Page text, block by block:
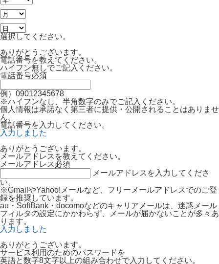
選択してください。
ありがとうございます。
電話番号を教えてください。
ハイフン無しでご記入ください。
電話番号必須
例）09012345678
※ハイフンなし、半角数字のみでご記入ください。
個人情報は承諾なく第三者に提供・公開されることはありませ
ん。
電話番号を入力してください。
入力しました
ありがとうございます。
メールアドレスを教えてください。
メールアドレス必須
メールアドレスを入力してくださ
い。
※GmailやYahoo!メールなど、フリーメールアドレスでのご登
録を推奨しています。
au・SoftBank・docomoなどのキャリアメールは、迷惑メール
フィルタの設定にかかわらず、メールが届かないことが多々あ
ります。
入力しました
ありがとうございます。
サービス利用のためのパスワードを
英語と数字8文字以上の組み合わせで入力してください。